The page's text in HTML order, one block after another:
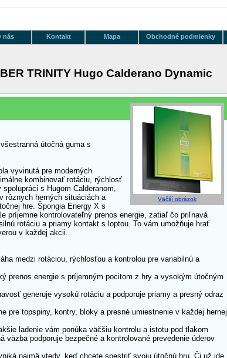
Obchodné podmienky
Mapa
Kontakt
nás
TRINITY Hugo Calderano Dynamic
Väčší obrázok
útočná guma s
vyvinutá pre moderných
kombinovať rotáciu, rýchlosť
s Hugom Calderanom,
rôznych herných situáciách a
hre. Špongia Energy X s
príjemne kontrolovateľný prenos energie, zatiaľ čo priľnavá
rotáciu a priamy kontakt s loptou. To vám umožňuje hrať
v každej akcii.
medzi rotáciou, rýchlosťou a kontrolou pre variabilnú a
prenos energie s príjemným pocitom z hry a vysokým útočným
generuje vysokú rotáciu a podporuje priamy a presný odraz
pre topspiny, kontry, bloky a presné umiestnenie v každej hernej
ladenie vám ponúka väčšiu kontrolu a istotu pod tlakom
väzba podporuje bezpečné a kontrolované prevedenie úderov
najmä vtedy, keď chcete spestriť svoju útočnú hru. Či už ide